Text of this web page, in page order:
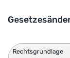
Rechtsgrundlage